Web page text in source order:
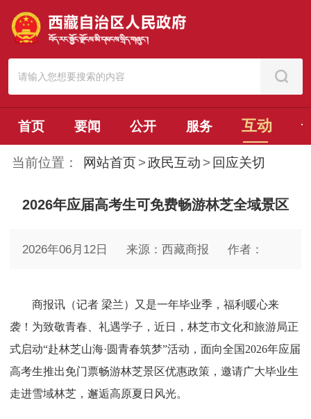
首页 要闻 公开 服务 互动
当前位置： 网站首页 >政民互动 > 回应关切
2026年应届高考生可免费畅游林芝全域景区
2026年06月12日 来源：西藏商报 作者：
商报讯（记者 梁兰）又是一年毕业季，福利暖心来
袭！为致敬青春、礼遇学子，近日，林芝市文化和旅游局正
式启动“赴林芝山海·圆青春筑梦”活动，面向全国2026年应届
高考生推出免门票畅游林芝景区优惠政策，邀请广大毕业生
走进雪域林芝，邂逅高原夏日风光。